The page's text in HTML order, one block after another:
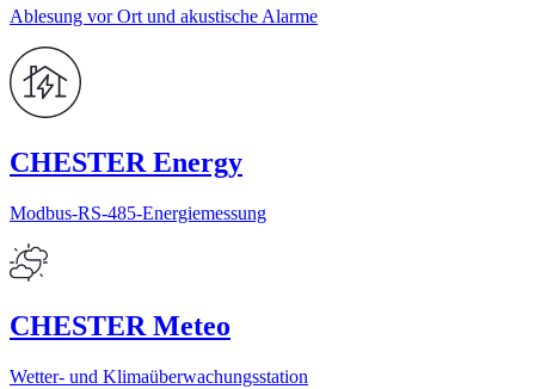
Ablesung vor Ort und akustische Alarme
CHESTER Energy
Modbus-RS-485-Energiemessung
CHESTER Meteo
Wetter- und Klimaüberwachungsstation